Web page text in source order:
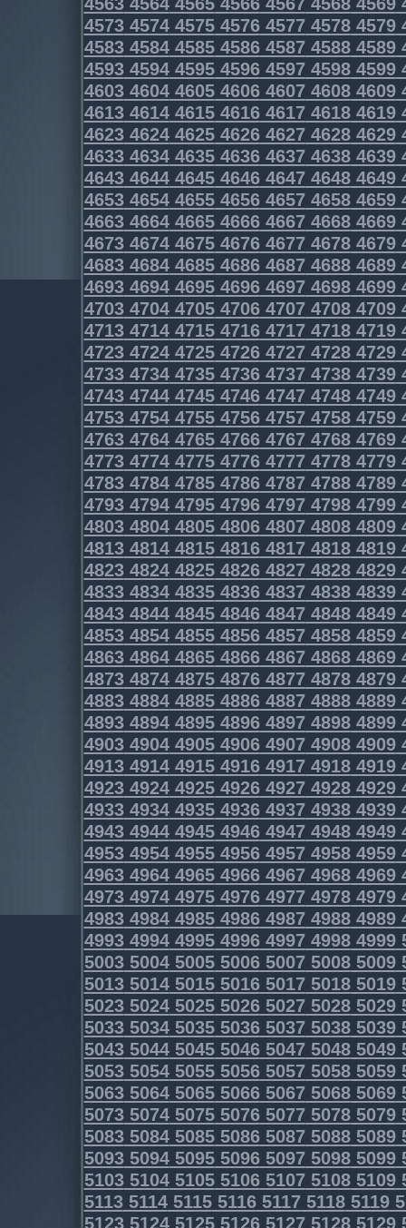
4573457445754576457745784579
4583458445854586458745884589
4593459445954596459745984599
4603460446054606460746084609
4613461446154616461746184619
4623462446254626462746284629
4633463446354636463746384639
4643464446454646464746484649
4653465446554656465746584659
4663466446654666466746684669
4673467446754676467746784679
4683468446854686468746884689
4693469446954696469746984699
4703470447054706470747084709
4713471447154716471747184719
4723472447254726472747284729
4733473447354736473747384739
4743474447454746474747484749
4753475447554756475747584759
4763476447654766476747684769
4773477447754776477747784779
4783478447854786478747884789
4793479447954796479747984799
4803480448054806480748084809
4813481448154816481748184819
4823482448254826482748284829
4833483448354836483748384839
4843484448454846484748484849
4853485448554856485748584859
4863486448654866486748684869
4873487448754876487748784879
4883488448854886488748884889
4893489448954896489748984899
4903490449054906490749084909
4913491449154916491749184919
4923492449254926492749284929
4933493449354936493749384939
4943494449454946494749484949
4953495449554956495749584959
4963496449654966496749684969
4973497449754976497749784979
4983498449854986498749884989
4993499449954996499749984999
5003500450055006500750085009
5013501450155016501750185019
5023502450255026502750285029
5033503450355036503750385039
5043504450455046504750485049
5053505450555056505750585059
5063506450655066506750685069
5073507450755076507750785079
5083508450855086508750885089
5093509450955096509750985099
5103510451055106510751085109
5113511451155116511751185119
5123512451255126512751285129